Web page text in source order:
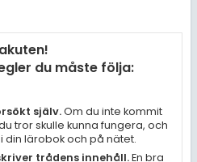
du måste följa:
själv.Om du inte kommit
tror skulle kunna fungera, och
din lärobok och på nätet.
trådens innehåll.En bra
Ekonomi
Övriga diskussioner
Livehjälpen